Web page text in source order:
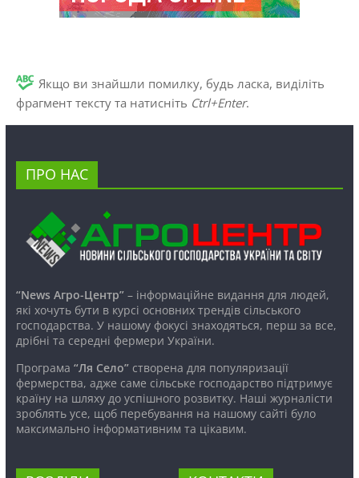
Якщо ви знайшли помилку, будь ласка, виділіть
фрагмент тексту та натисніть Ctrl+Enter.
ПРО НАС
“News Агро-Центр”– інформаційне видання для людей,
які хочуть бути в курсі основних трендів сільського
господарства. У нашому фокусі знаходяться, перш за все,
дрібні та середні фермери України.
Програма “Ля Село”створена для популяризації
фермерства, адже саме сільське господарство підтримує
країну на шляху до успішного розвитку. Наші журналісти
зроблять усе, щоб перебування на нашому сайті було
максимально інформативним та цікавим.